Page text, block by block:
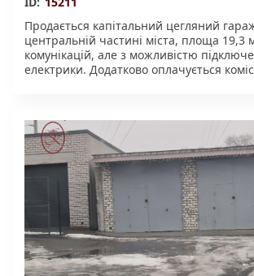
Продається капітальний цегляний
центральній частині міста, площа 19,3
комунікацій, але з можливістю
електрики. Додатково оплачується